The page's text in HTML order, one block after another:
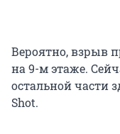
Вероятно, взрыв
на 9-м этаже.
остальной части
Shot.